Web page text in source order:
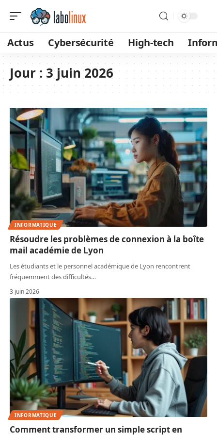
Actus Cybersécurité High-tech
Jour : 3 juin 2026
INFORMATIQUE
Résoudre les problèmes de connexion à la boîte
mail académie de Lyon
Les étudiants et le personnel académique de Lyon rencontrent
fréquemment des difficultés…
3 juin 2026
INFORMATIQUE
Comment transformer un simple script en